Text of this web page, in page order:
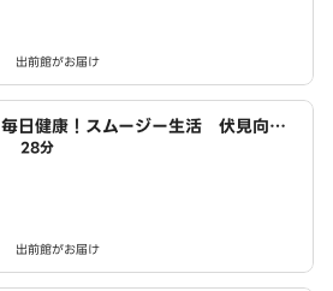
出前館がお届け
毎日健康！スムージー生活 伏見向島
28分
出前館がお届け